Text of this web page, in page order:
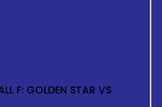
F: GOLDEN STAR VS